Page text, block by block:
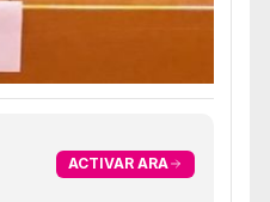
ACTIVAR ARA